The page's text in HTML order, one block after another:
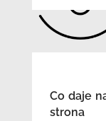
Co daje
strona